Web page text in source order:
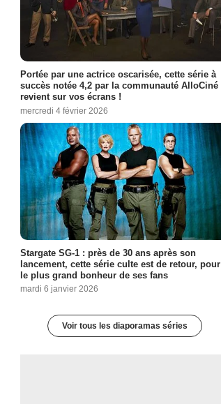
Portée par une actrice oscarisée, cette série à
succès notée 4,2 par la communauté AlloCiné
revient sur vos écrans !
mercredi 4 février 2026
Stargate SG-1 : près de 30 ans après son
lancement, cette série culte est de retour, pour
le plus grand bonheur de ses fans
mardi 6 janvier 2026
Voir tous les diaporamas séries